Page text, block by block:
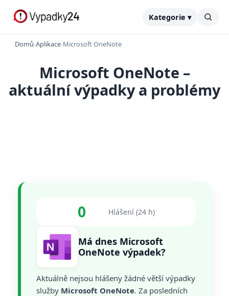
Kategorie ▾
Domů›Aplikace›Microsoft OneNote
Microsoft OneNote –
aktuální výpadky a problémy
0 Hlášení (24 h)
Má dnes Microsoft
OneNote výpadek?
Aktuálně nejsou hlášeny žádné větší výpadky
služby Microsoft OneNote. Za posledních